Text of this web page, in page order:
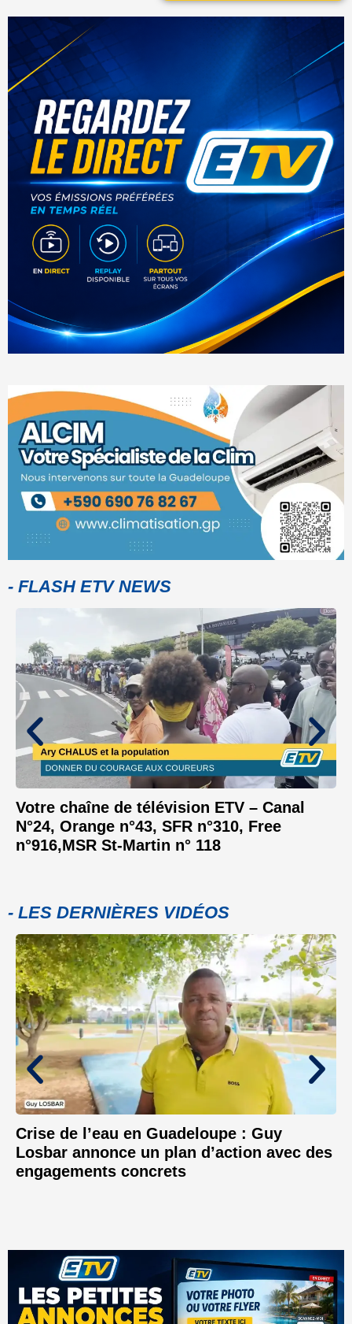
- FLASH ETV NEWS
Votre chaîne de télévision ETV – Canal
N°24, Orange n°43, SFR n°310, Free
n°916,MSR St-Martin n° 118
- LES DERNIÈRES VIDÉOS
Crise de l’eau en Guadeloupe : Guy
Losbar annonce un plan d’action avec des
engagements concrets